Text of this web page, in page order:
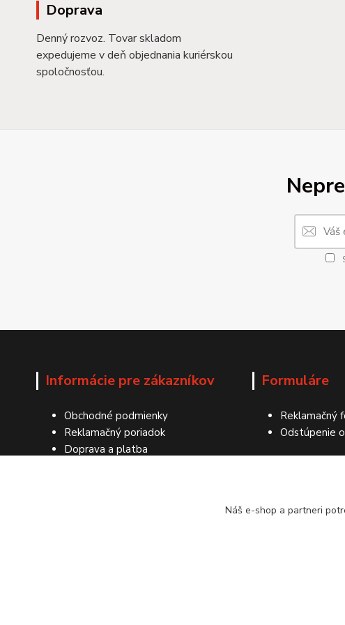
Doprava
Denný rozvoz. Tovar skladom
expedujeme v deň objednania kuriérskou
spoločnosťou.
Informácie pre zákazníkov
Obchodné podmienky
Reklamačný poriadok
Doprava a platba
Formuláre
Reklamačný
Odstúpenie
Náš e-shop a partneri